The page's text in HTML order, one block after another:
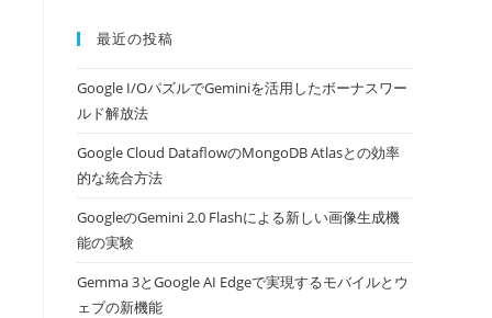
最近の投稿
Google I/OパズルでGeminiを活用したボーナスワー
ルド解放法
Google Cloud DataflowのMongoDB Atlasとの効率
的な統合方法
GoogleのGemini 2.0 Flashによる新しい画像生成機
能の実験
Gemma 3とGoogle AI Edgeで実現するモバイルとウ
ェブの新機能